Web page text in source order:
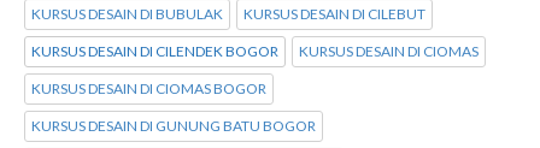
KURSUS DESAIN DI BUBULAK KURSUS DESAIN DI CILEBUT
KURSUS DESAIN DI CILENDEK BOGOR KURSUS DESAIN DI CIOMAS
KURSUS DESAIN DI CIOMAS BOGOR
KURSUS DESAIN DI GUNUNG BATU BOGOR